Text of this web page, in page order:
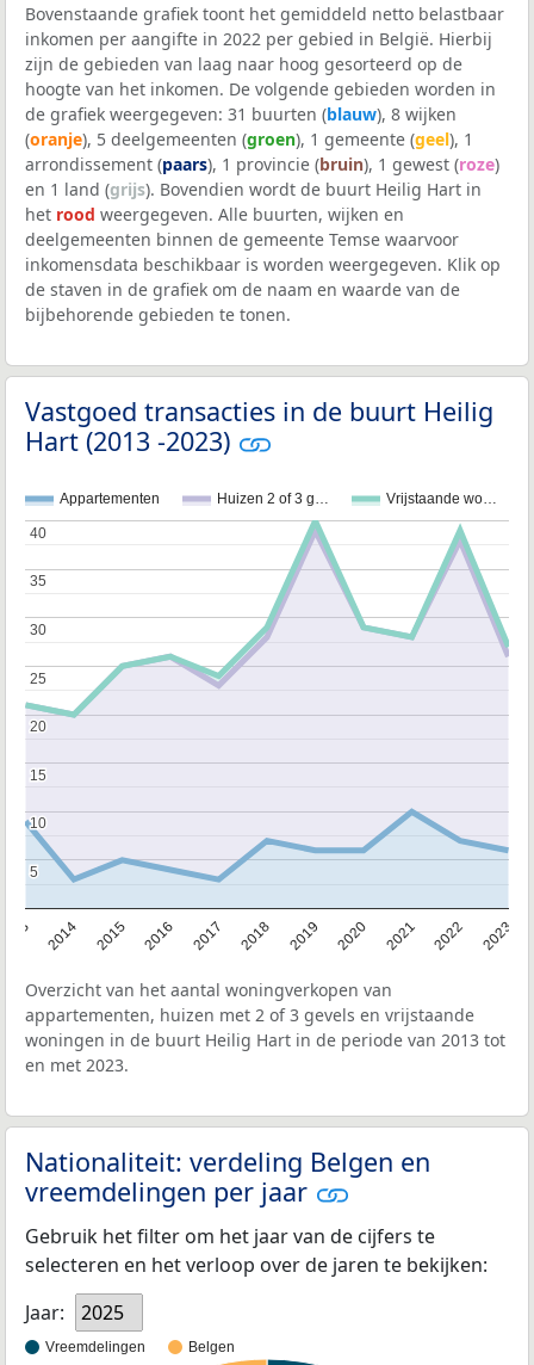
Bovenstaande grafiek toont het gemiddeld netto belastbaar
inkomen per aangifte in 2022 per gebied in België. Hierbij
zijn de gebieden van laag naar hoog gesorteerd op de
hoogte van het inkomen. De volgende gebieden worden in
de grafiek weergegeven: 31 buurten (blauw), 8 wijken
(oranje), 5 deelgemeenten (groen), 1 gemeente (geel), 1
arrondissement (paars), 1 provincie (bruin), 1 gewest (roze)
en 1 land (grijs). Bovendien wordt de buurt Heilig Hart in
het rood weergegeven. Alle buurten, wijken en
deelgemeenten binnen de gemeente Temse waarvoor
inkomensdata beschikbaar is worden weergegeven. Klik op
de staven in de grafiek om de naam en waarde van de
bijbehorende gebieden te tonen.
Vastgoed transacties in de buurt Heilig
Hart (2013 -2023)
Appartementen Huizen 2 of 3 g… Vrijstaande wo…
2014 2015 2016 2017 2018 2019 2020 2021 2022 2023
5
5
10
10
15
15
20
20
25
25
30
30
35
35
40
40
Overzicht van het aantal woningverkopen van
appartementen, huizen met 2 of 3 gevels en vrijstaande
woningen in de buurt Heilig Hart in de periode van 2013 tot
en met 2023.
Nationaliteit: verdeling Belgen en
vreemdelingen per jaar
Gebruik het filter om het jaar van de cijfers te
selecteren en het verloop over de jaren te bekijken:
Jaar:
2025
Vreemdelingen Belgen